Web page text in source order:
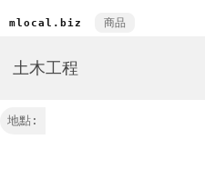
mlocal.biz 商品
地點: